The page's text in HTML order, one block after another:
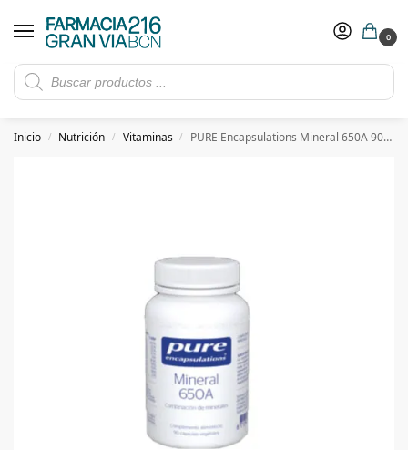
0
Rebajas de verano hasta -30%
​ 5€ de descuento con el cupón 5GRANVIA (compras superiores a 150€)
Inicio / Nutrición / Vitaminas / PURE Encapsulations Mineral 650A 90 cápsulas 61g